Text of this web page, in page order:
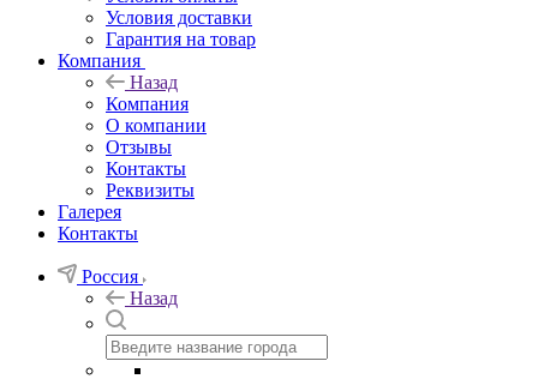
Условия доставки
Гарантия на товар
Компания
Назад
Компания
О компании
Отзывы
Контакты
Реквизиты
Галерея
Контакты
Россия
Назад